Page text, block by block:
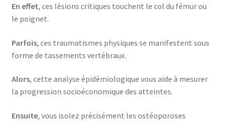
En effet, ces lésions critiques touchent le col du fémur ou
le poignet.
Parfois, ces traumatismes physiques se manifestent sous
forme de tassements vertébraux.
Alors, cette analyse épidémiologique vous aide à mesurer
la progression socioéconomique des atteintes.
Ensuite, vous isolez précisément les ostéoporoses